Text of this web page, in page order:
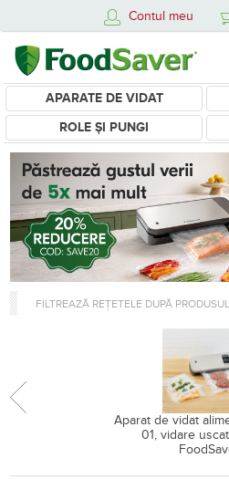
Contul meu
APARATE DE VIDAT
ROLE ȘI PUNGI
FILTREAZĂ REȚETELE DUPĂ
Aparat de vidat
01, vidare